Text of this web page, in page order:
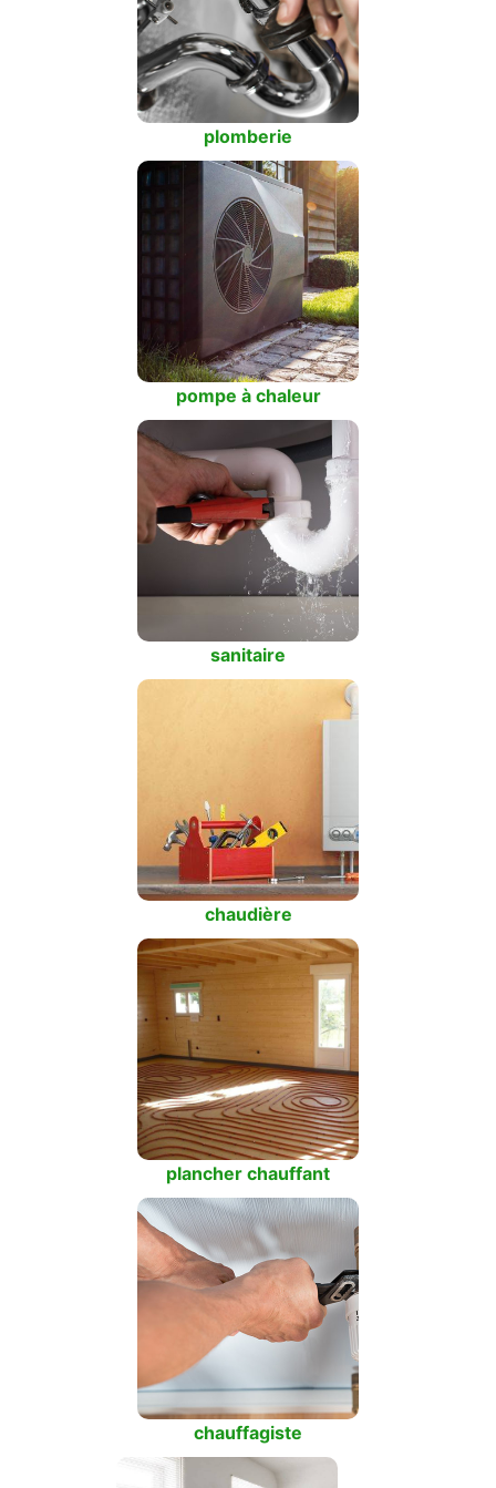
plomberie
pompe à chaleur
sanitaire
chaudière
plancher chauffant
chauffagiste